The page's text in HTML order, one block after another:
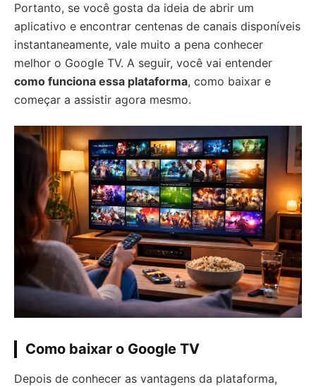
Portanto, se você gosta da ideia de abrir um
aplicativo e encontrar centenas de canais disponíveis
instantaneamente, vale muito a pena conhecer
melhor o Google TV. A seguir, você vai entender
como funciona essa plataforma, como baixar e
começar a assistir agora mesmo.
Como baixar o Google TV
Depois de conhecer as vantagens da plataforma,